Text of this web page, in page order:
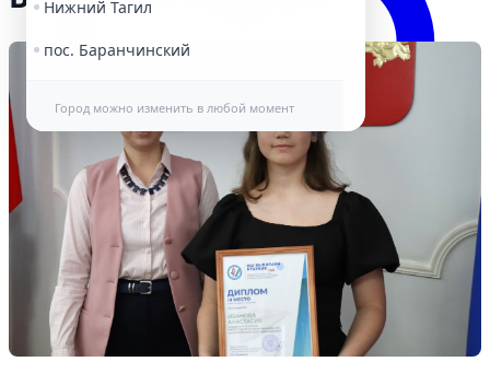
Нижний Тагил
пос. Баранчинский
Город можно изменить в любой момент
Избранное